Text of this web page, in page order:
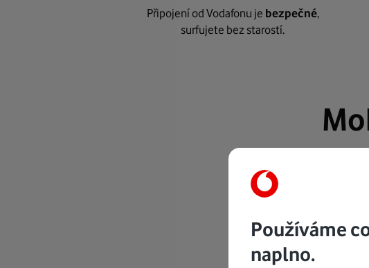
Připojení od Vodafonu je bezpečné,
surfujete bez starostí.
Používáme
naplno.